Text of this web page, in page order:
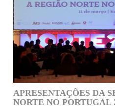
APRESENTAÇÕES DA
NORTE NO PORTUGAL